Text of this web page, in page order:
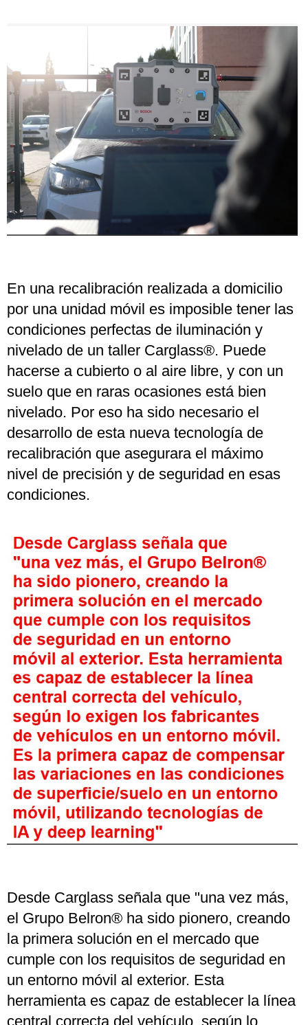
En una recalibración realizada a domicilio
por una unidad móvil es imposible tener las
condiciones perfectas de iluminación y
nivelado de un taller Carglass®. Puede
hacerse a cubierto o al aire libre, y con un
suelo que en raras ocasiones está bien
nivelado. Por eso ha sido necesario el
desarrollo de esta nueva tecnología de
recalibración que asegurara el máximo
nivel de precisión y de seguridad en esas
condiciones.
Desde Carglass señala que "una vez más,
el Grupo Belron® ha sido pionero, creando
la primera solución en el mercado que
cumple con los requisitos de seguridad en
un entorno móvil al exterior. Esta
herramienta es capaz de establecer la línea
central correcta del vehículo, según lo